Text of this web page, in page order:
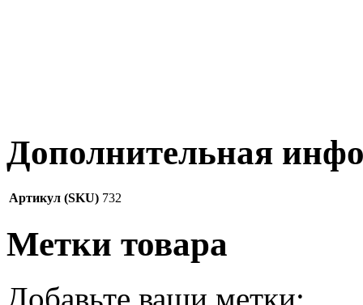
Дополнительная
Артикул (SKU) 732
Метки товара